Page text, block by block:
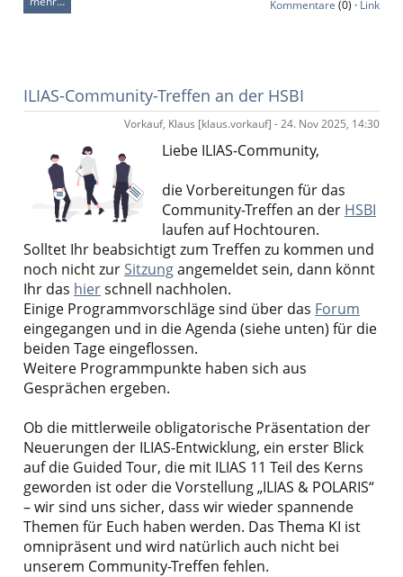
Kommentare (0) · Link
ILIAS-Community-Treffen an der HSBI
Vorkauf, Klaus [klaus.vorkauf] - 24. Nov 2025, 14:30
Liebe ILIAS-Community,
die Vorbereitungen für das
Community-Treffen an der HSBI
laufen auf Hochtouren.
Solltet Ihr beabsichtigt zum Treffen zu kommen und
noch nicht zurSitzungangemeldet sein, dann könnt
Ihr das hierschnell nachholen.
Einige Programmvorschläge sind über das Forum
eingegangen und in die Agenda (siehe unten) für die
beiden Tage eingeflossen.
Weitere Programmpunkte haben sich aus
Gesprächen ergeben.
Ob die mittlerweile obligatorische Präsentation der
Neuerungen der ILIAS-Entwicklung, ein erster Blick
auf die Guided Tour, die mit ILIAS 11 Teil des Kerns
geworden ist oder die Vorstellung „ILIAS & POLARIS“
– wir sind uns sicher, dass wir wieder spannende
Themen für Euch haben werden. Das Thema KI ist
omnipräsent und wird natürlich auch nicht bei
unserem Community-Treffen fehlen.